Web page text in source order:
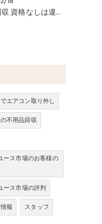
不用品回収 資格なしは違法？許可業者の見分け方と依頼時の注意点
エアコン取り外し
不用品回収
ース市場のお客様の
ース市場の評判
報
スタッフ